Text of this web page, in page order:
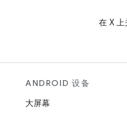
在 X
ANDROID 设备
大屏幕